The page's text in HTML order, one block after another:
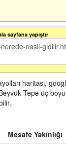
sayfana yapıştır
haritası,
Tepe üç
Mesafe Yakınlığı